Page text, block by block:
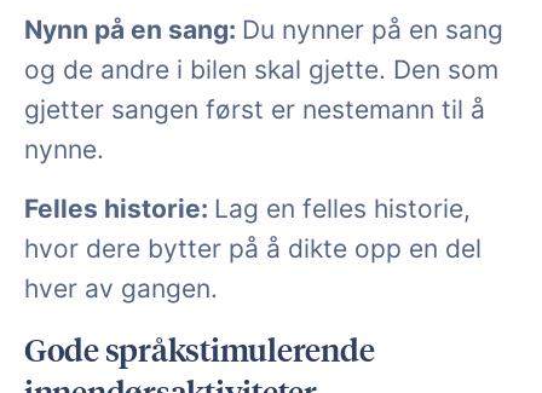
Nynn på en sang: Du nynner på en sang
og de andre i bilen skal gjette. Den som
gjetter sangen først er nestemann til å
nynne.
Felles historie: Lag en felles historie,
hvor dere bytter på å dikte opp en del
hver av gangen.
Gode språkstimulerende